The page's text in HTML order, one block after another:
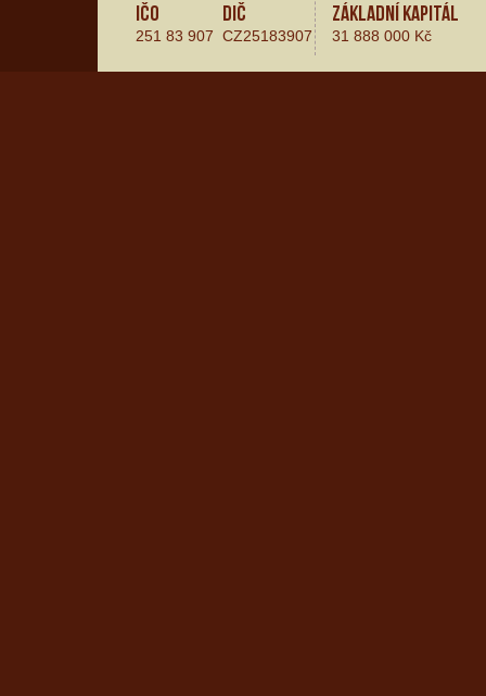
IČO DIČ
251 83 907 CZ25183907
Základní kapitál
31 888 000 Kč